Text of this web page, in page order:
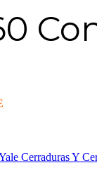
Cerraduras Y